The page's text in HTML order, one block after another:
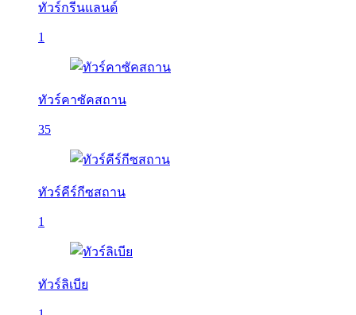
ทัวร์กรีนแลนด์
1
ทัวร์คาซัคสถาน
35
ทัวร์คีร์กีซสถาน
1
ทัวร์ลิเบีย